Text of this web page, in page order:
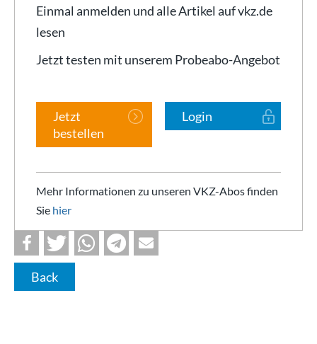
Einmal anmelden und alle Artikel auf vkz.de
lesen
Jetzt testen mit unserem Probeabo-Angebot
Jetzt
bestellen
Login
Mehr Informationen zu unseren VKZ-Abos finden
Sie hier
Back